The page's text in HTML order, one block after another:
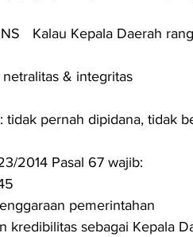
PNS,
& integritas
tidak pernah dipidana, tidak
2014 Pasal 67 wajib:
pemerintahan
kredibilitas sebagai Kepala